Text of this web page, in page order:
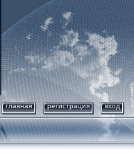
главная регистрация вход